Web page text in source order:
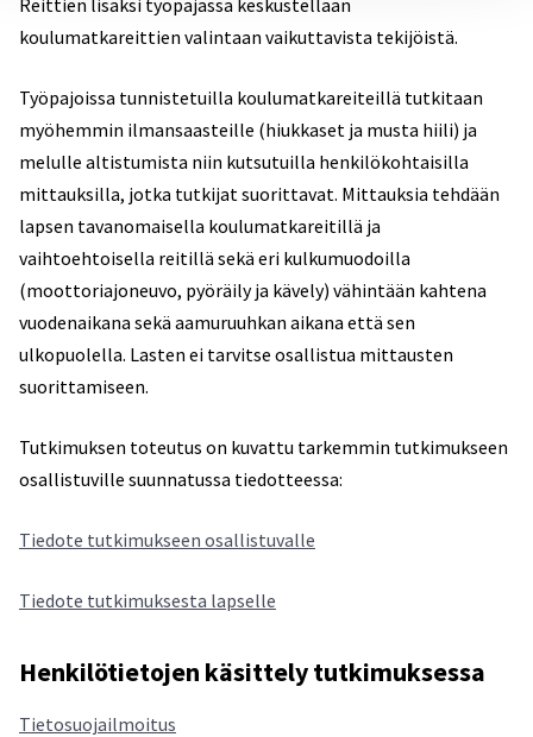
koulumatkareittien valintaan vaikuttavista tekijöistä.
Työpajoissa tunnistetuilla koulumatkareiteillä tutkitaan
myöhemmin ilmansaasteille (hiukkaset ja musta hiili) ja
melulle altistumista niin kutsutuilla henkilökohtaisilla
mittauksilla, jotka tutkijat suorittavat. Mittauksia tehdään
lapsen tavanomaisella koulumatkareitillä ja
vaihtoehtoisella reitillä sekä eri kulkumuodoilla
(moottoriajoneuvo, pyöräily ja kävely) vähintään kahtena
vuodenaikana sekä aamuruuhkan aikana että sen
ulkopuolella. Lasten ei tarvitse osallistua mittausten
suorittamiseen.
Tutkimuksen toteutus on kuvattu tarkemmin tutkimukseen
osallistuville suunnatussa tiedotteessa:
Tiedote tutkimukseen osallistuvalle
Tiedote tutkimuksesta lapselle
Henkilötietojen käsittely tutkimuksessa
Tietosuojailmoitus